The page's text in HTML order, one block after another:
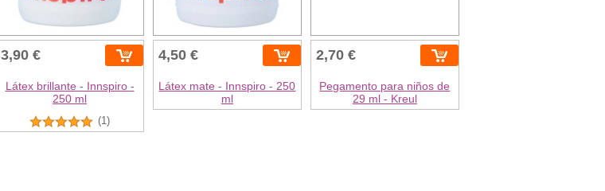
3,90 €
Látex brillante - Innspiro -
250 ml
(1)
4,50 €
Látex mate - Innspiro - 250
ml
2,70 €
Pegamento para niños de
29 ml - Kreul